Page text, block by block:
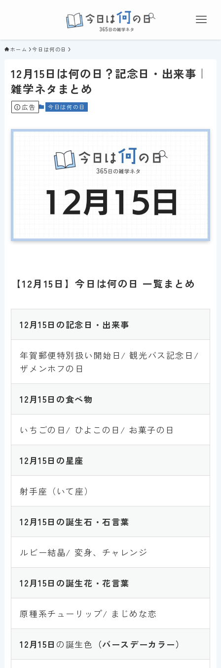
ホーム 今日は何の日
12月15日は何の日？記念日・出来事｜
雑学ネタまとめ
広告 今日は何の日
【12月15日】今日は何の日 一覧まとめ
12月15日の記念日・出来事
年賀郵便特別扱い開始日/ 観光バス記念日/
ザメンホフの日
1 2月15日 の食べ物
いちごの日/ ひよこの日/ お菓子の日
1 2月15日 の星座
射手座（いて座）
1 2月15日 の誕生石・石言葉
ルビー結晶/ 変身、チャレンジ
1 2月15日 の誕生花・花言葉
原種系チューリップ/ まじめな恋
1 2月15日 の誕生色 （バースデーカラー）